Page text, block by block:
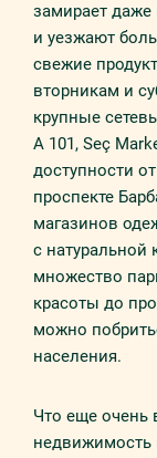
замирает даже
и уезжают
свежие
вторникам и
крупные
A 101, Seç
доступности
проспекте
магазинов
с натуральной
множество
красоты до
можно
населения.
Что еще очень
недвижимость